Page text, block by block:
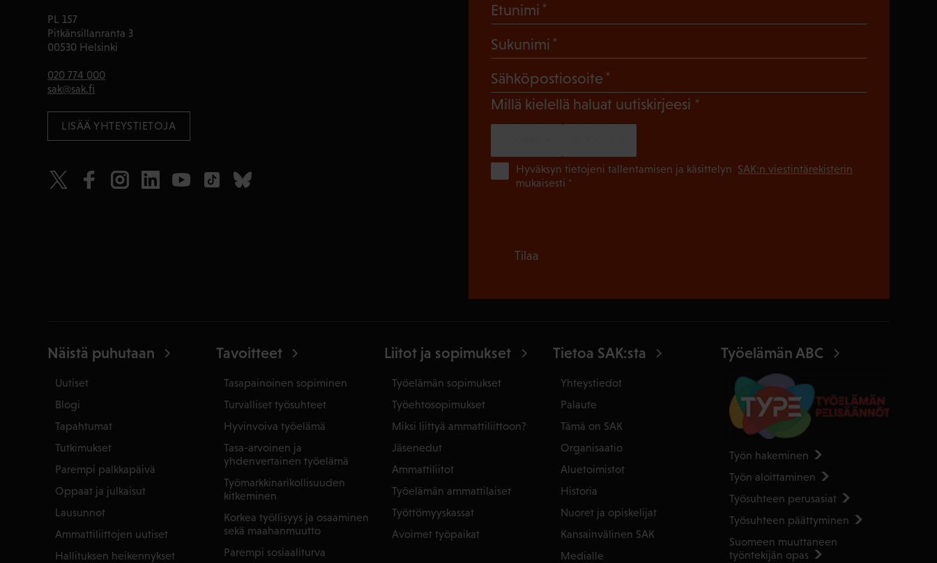
PL 157
Pitkänsillanranta 3
00530 Helsinki
020 774 000
sak@sak.fi
LISÄÄ YHTEYSTIETOJA
Etunimi
Sukunimi
Sähköpostiosoite
Millä kielellä haluat uutiskirjeesi (Pakollinen)
Hyväksyn tietojeni tallentamisen ja käsittelyn SAK:n viestintärekisterin
mukaisesti *
Tilaa
Näistä puhutaan
Uutiset
Blogi
Tapahtumat
Tutkimukset
Parempi palkkapäivä
Oppaat ja julkaisut
Lausunnot
Ammattiliittojen uutiset
Hallituksen heikennykset
Tavoitteet
Tasapainoinen sopiminen
Turvalliset työsuhteet
Hyvinvoiva työelämä
Tasa-arvoinen ja
yhdenvertainen työelämä
Työmarkkinarikollisuuden
kitkeminen
Korkea työllisyys ja osaaminen
sekä maahanmuutto
Parempi sosiaaliturva
Liitot ja sopimukset
Työelämän sopimukset
Työehtosopimukset
Miksi liittyä ammattiliittoon?
Jäsenedut
Ammattiliitot
Työelämän ammattilaiset
Työttömyyskassat
Avoimet työpaikat
Tietoa SAK:sta
Yhteystiedot
Palaute
Tämä on SAK
Organisaatio
Aluetoimistot
Historia
Nuoret ja opiskelijat
Kansainvälinen SAK
Medialle
Työelämän ABC
Työn hakeminen
Työn aloittaminen
Työsuhteen perusasiat
Työsuhteen päättyminen
Suomeen muuttaneen
työntekijän opas